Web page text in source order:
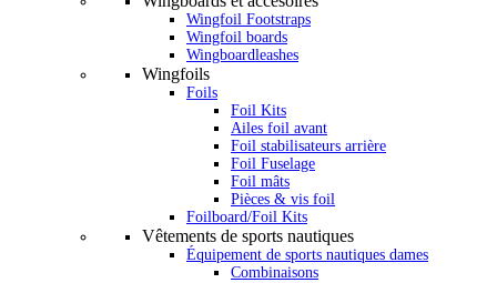
Wingfoil Footstraps
Wingfoil boards
Wingboardleashes
Wingfoils
Foils
Foil Kits
Ailes foil avant
Foil stabilisateurs arrière
Foil Fuselage
Foil mâts
Pièces & vis foil
Foilboard/Foil Kits
Vêtements de sports nautiques
Équipement de sports nautiques dames
Combinaisons